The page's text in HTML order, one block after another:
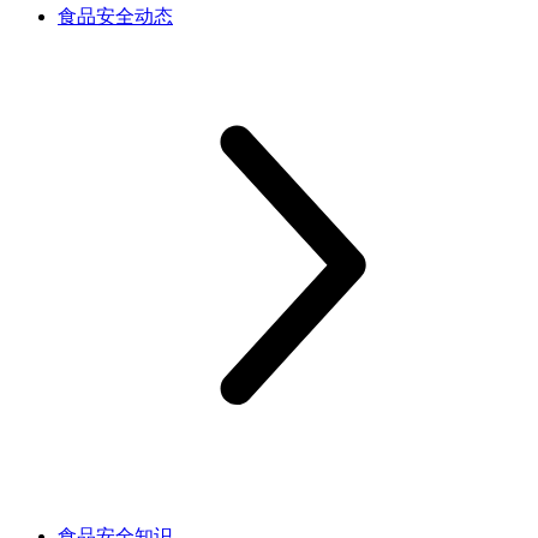
食品安全动态